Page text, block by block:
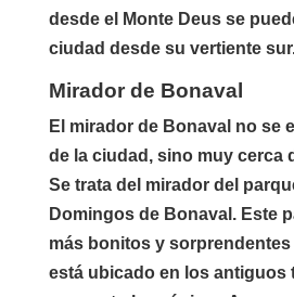
desde el Monte Deus se
ciudad desde su vertiente
Mirador de Bonaval
El mirador de Bonaval no se
de la ciudad, sino muy cerca
Se trata del mirador del
Domingos de Bonaval. Este
más bonitos y sorprendentes
está ubicado en los antiguos